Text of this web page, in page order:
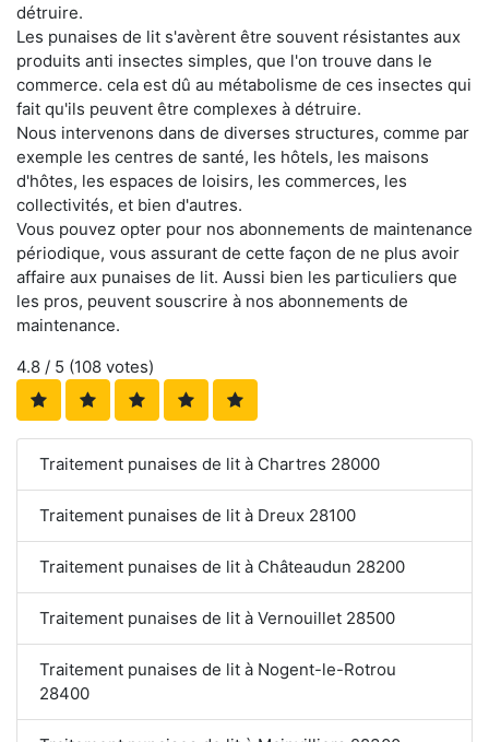
détruire.
Les punaises de lit s'avèrent être souvent résistantes aux
produits anti insectes simples, que l'on trouve dans le
commerce. cela est dû au métabolisme de ces insectes qui
fait qu'ils peuvent être complexes à détruire.
Nous intervenons dans de diverses structures, comme par
exemple les centres de santé, les hôtels, les maisons
d'hôtes, les espaces de loisirs, les commerces, les
collectivités, et bien d'autres.
Vous pouvez opter pour nos abonnements de maintenance
périodique, vous assurant de cette façon de ne plus avoir
affaire aux punaises de lit. Aussi bien les particuliers que
les pros, peuvent souscrire à nos abonnements de
maintenance.
4.8 / 5 (108 votes)
Traitement punaises de lit à Chartres 28000
Traitement punaises de lit à Dreux 28100
Traitement punaises de lit à Châteaudun 28200
Traitement punaises de lit à Vernouillet 28500
Traitement punaises de lit à Nogent-le-Rotrou
28400